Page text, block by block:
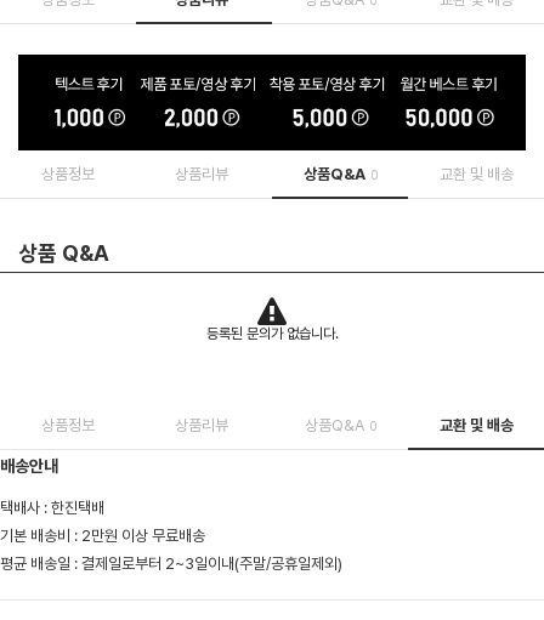
상품정보 상품리뷰 상품Q&A 0 교환 및 배송
상품 Q&A
등록된 문의가 없습니다.
상품정보 상품리뷰 상품Q&A 0 교환 및 배송
배송안내
택배사 : 한진택배
기본 배송비 : 2만원 이상 무료배송
평균 배송일 : 결제일로부터 2~3일이내(주말/공휴일제외)